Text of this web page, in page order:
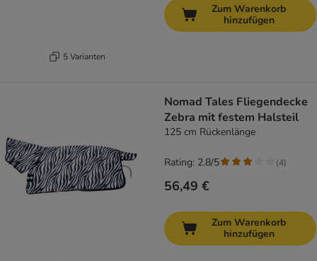
5 Varianten
Zum Warenkorb
hinzufügen
Nomad Tales Fliegendecke
Zebra mit festem Halsteil
125 cm Rückenlänge
56,49 €
Rating: 2.8/5 (4)
Zum Warenkorb
hinzufügen